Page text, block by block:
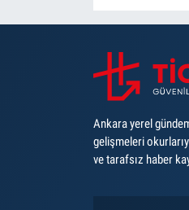
Ankara yerel
gelişmeleri
ve tarafsız haber